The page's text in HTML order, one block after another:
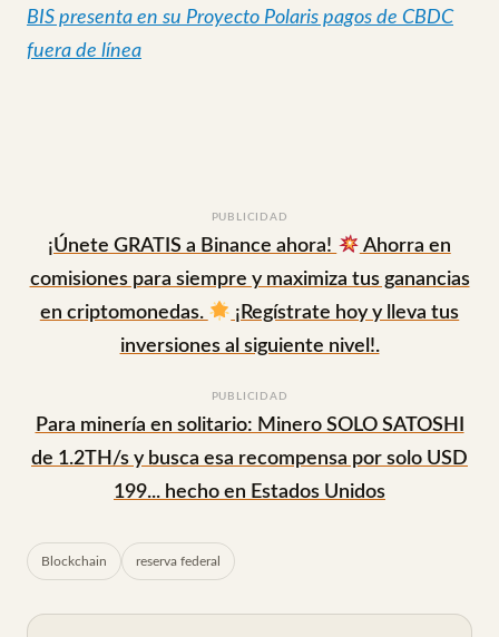
BIS presenta en su Proyecto Polaris pagos de CBDC
fuera de línea
PUBLICIDAD
¡Únete GRATIS a Binance ahora!
Ahorra en
comisiones para siempre y maximiza tus ganancias
en criptomonedas.
¡Regístrate hoy y lleva tus
inversiones al siguiente nivel!.
PUBLICIDAD
Para minería en solitario: Minero SOLO SATOSHI
de 1.2TH/s y busca esa recompensa por solo USD
199... hecho en Estados Unidos
Blockchain reserva federal